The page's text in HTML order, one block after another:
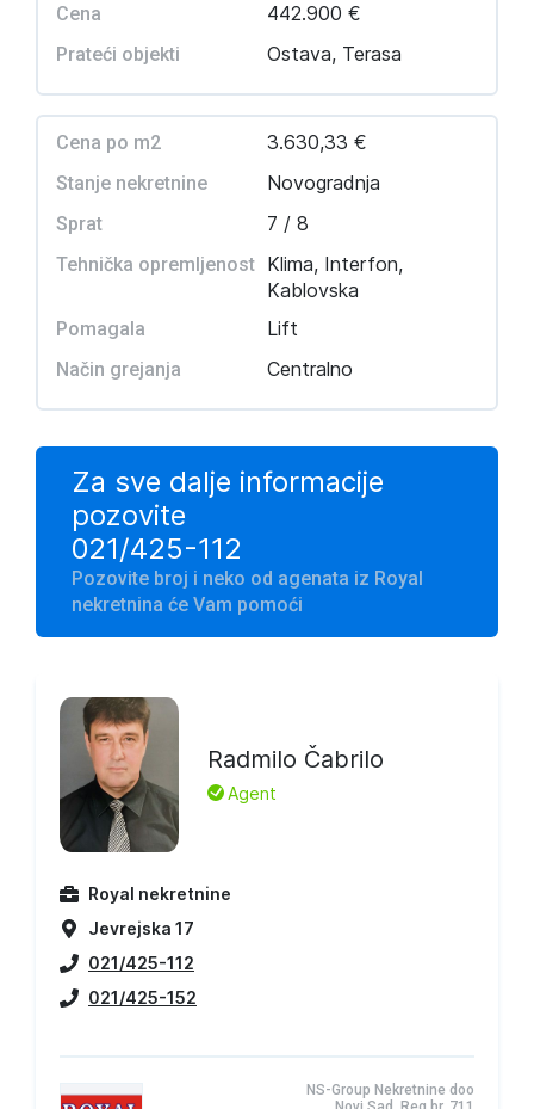
Cena 442.900 €
Prateći objekti Ostava, Terasa
Cena po m2 3.630,33 €
Stanje nekretnine Novogradnja
Sprat 7 / 8
Tehnička opremljenost Klima, Interfon,
Kablovska
Pomagala Lift
Način grejanja Centralno
Za sve dalje informacije
pozovite
021/425-112
Pozovite broj i neko od agenata iz Royal
nekretnina će Vam pomoći
Radmilo Čabrilo
L Agent
Royal nekretnine
Jevrejska 17
021/425-112
021/425-152
NS-Group Nekretnine doo